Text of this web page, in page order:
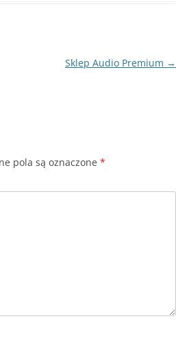
Sklep Audio Premium →
pola są oznaczone *